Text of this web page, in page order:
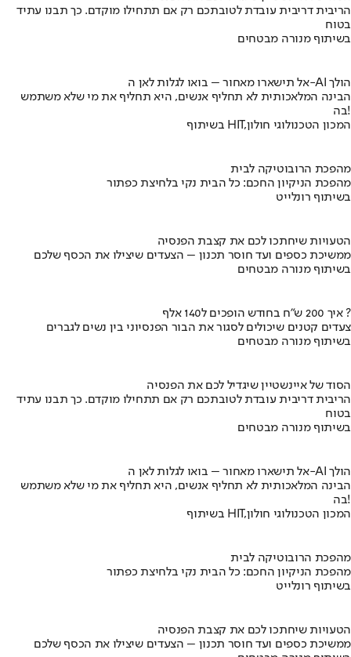
הריבית דריבית עובדת לטובתכם רק אם תתחילו מוקדם. כך תבנו עתיד
בטוח
בשיתוף מנורה מבטחים
אל תישארו מאחור – בואו לגלות לאן ה-AI הולך
הבינה המלאכותית לא תחליף אנשים, היא תחליף את מי שלא משתמש
בה!
בשיתוף HIT,המכון הטכנולוגי חולון
מהפכת הרובוטיקה לבית
מהפכת הניקיון החכם: כל הבית נקי בלחיצת כפתור
בשיתוף רונלייט
הטעויות שיחתכו לכם את קצבת הפנסיה
ממשיכת כספים ועד חוסר תכנון – הצעדים שיצילו את הכסף שלכם
בשיתוף מנורה מבטחים
איך 200 ש"ח בחודש הופכים ל140 אלף ?
צעדים קטנים שיכולים לסגור את הבור הפנסיוני בין נשים לגברים
בשיתוף מנורה מבטחים
הסוד של איינשטיין שיגדיל לכם את הפנסיה
הריבית דריבית עובדת לטובתכם רק אם תתחילו מוקדם. כך תבנו עתיד
בטוח
בשיתוף מנורה מבטחים
אל תישארו מאחור – בואו לגלות לאן ה-AI הולך
הבינה המלאכותית לא תחליף אנשים, היא תחליף את מי שלא משתמש
בה!
בשיתוף HIT,המכון הטכנולוגי חולון
מהפכת הרובוטיקה לבית
מהפכת הניקיון החכם: כל הבית נקי בלחיצת כפתור
בשיתוף רונלייט
הטעויות שיחתכו לכם את קצבת הפנסיה
ממשיכת כספים ועד חוסר תכנון – הצעדים שיצילו את הכסף שלכם